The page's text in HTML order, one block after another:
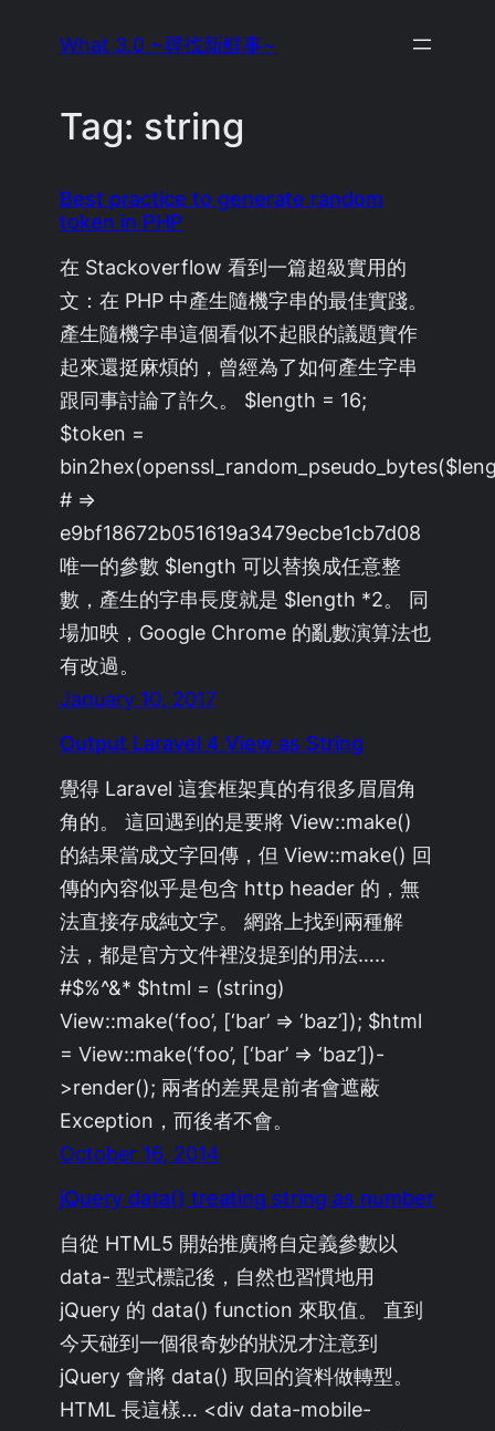
What 3.0 ~尋找新鮮事~
Tag: string
Best practice to generate random
token in PHP
在 Stackoverflow 看到一篇超級實用的
文：在 PHP 中產生隨機字串的最佳實踐。
產生隨機字串這個看似不起眼的議題實作
起來還挺麻煩的，曾經為了如何產生字串
跟同事討論了許久。 $length = 16;
$token =
# =>
e9bf18672b051619a3479ecbe1cb7d08
唯一的參數 $length 可以替換成任意整
數，產生的字串長度就是 $length *2。 同
場加映，Google Chrome 的亂數演算法也
有改過。
January 10, 2017
Output Laravel 4 View as String
覺得 Laravel 這套框架真的有很多眉眉角
角的。 這回遇到的是要將 View::make()
的結果當成文字回傳，但 View::make() 回
傳的內容似乎是包含 http header 的，無
法直接存成純文字。 網路上找到兩種解
法，都是官方文件裡沒提到的用法…..
#$%^&* $html = (string)
View::make(‘foo’, [‘bar’ => ‘baz’]); $html
= View::make(‘foo’, [‘bar’ => ‘baz’])-
>render(); 兩者的差異是前者會遮蔽
Exception，而後者不會。
October 16, 2014
jQuery data() treating string as number
自從 HTML5 開始推廣將自定義參數以
data- 型式標記後，自然也習慣地用
jQuery 的 data() function 來取值。 直到
今天碰到一個很奇妙的狀況才注意到
jQuery 會將 data() 取回的資料做轉型。
HTML 長這樣… <div data-mobile-